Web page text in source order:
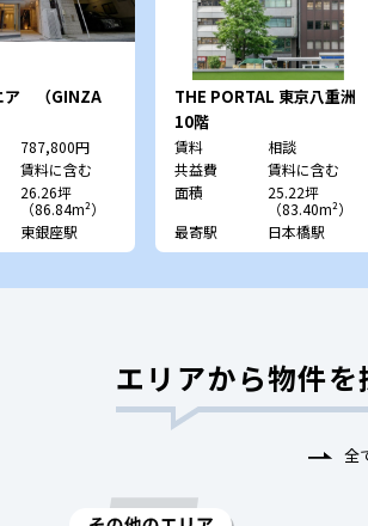
ア （GINZA
787,800円
賃料に含む
26.26坪
（86.84m²）
東銀座駅
THE PORTAL 東京八重洲
10階
賃料
相談
共益費
賃料に含む
面積
25.22坪
（83.40m²）
最寄駅
日本橋駅
エリアから物件を
全